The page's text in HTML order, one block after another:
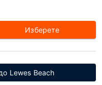
Изберете
Lewes Beach